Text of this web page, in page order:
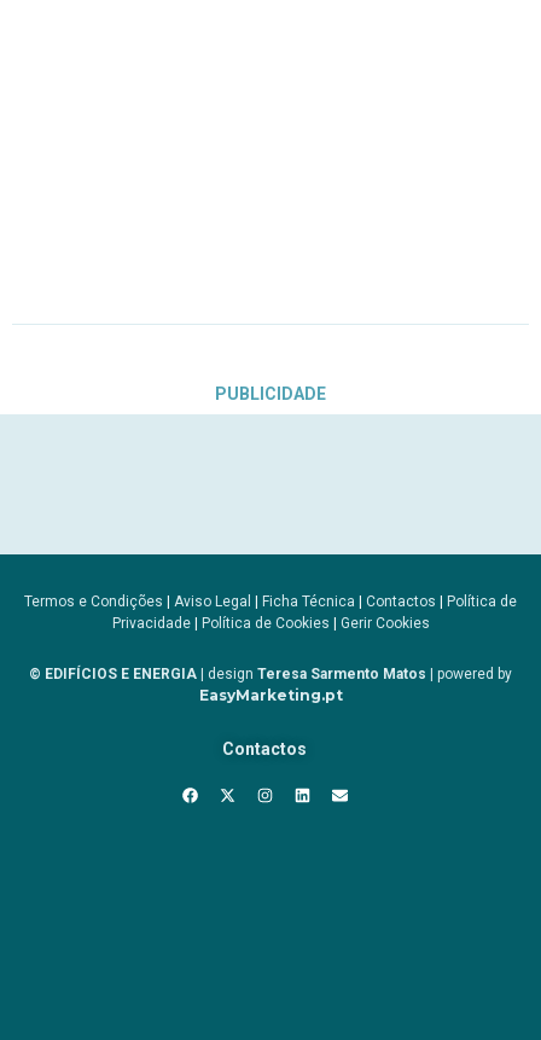
PUBLICIDADE
Termos e Condições | Aviso Legal | Ficha Técnica | Contactos | Política de
Privacidade| Política de Cookies | Gerir Cookies
© EDIFÍCIOS E ENERGIA | design Teresa Sarmento Matos | powered by
EasyMarketing.pt
Contactos